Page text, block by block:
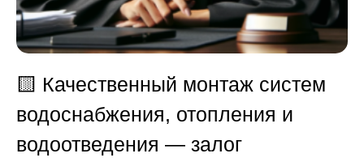
🟨 Качественный монтаж систем
водоснабжения, отопления и
водоотведения — залог